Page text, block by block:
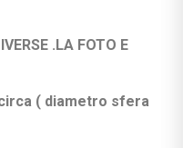
.LA FOTO E
( diametro sfera